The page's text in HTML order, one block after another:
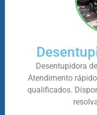
Desentupidora
Atendimento
qualificados.